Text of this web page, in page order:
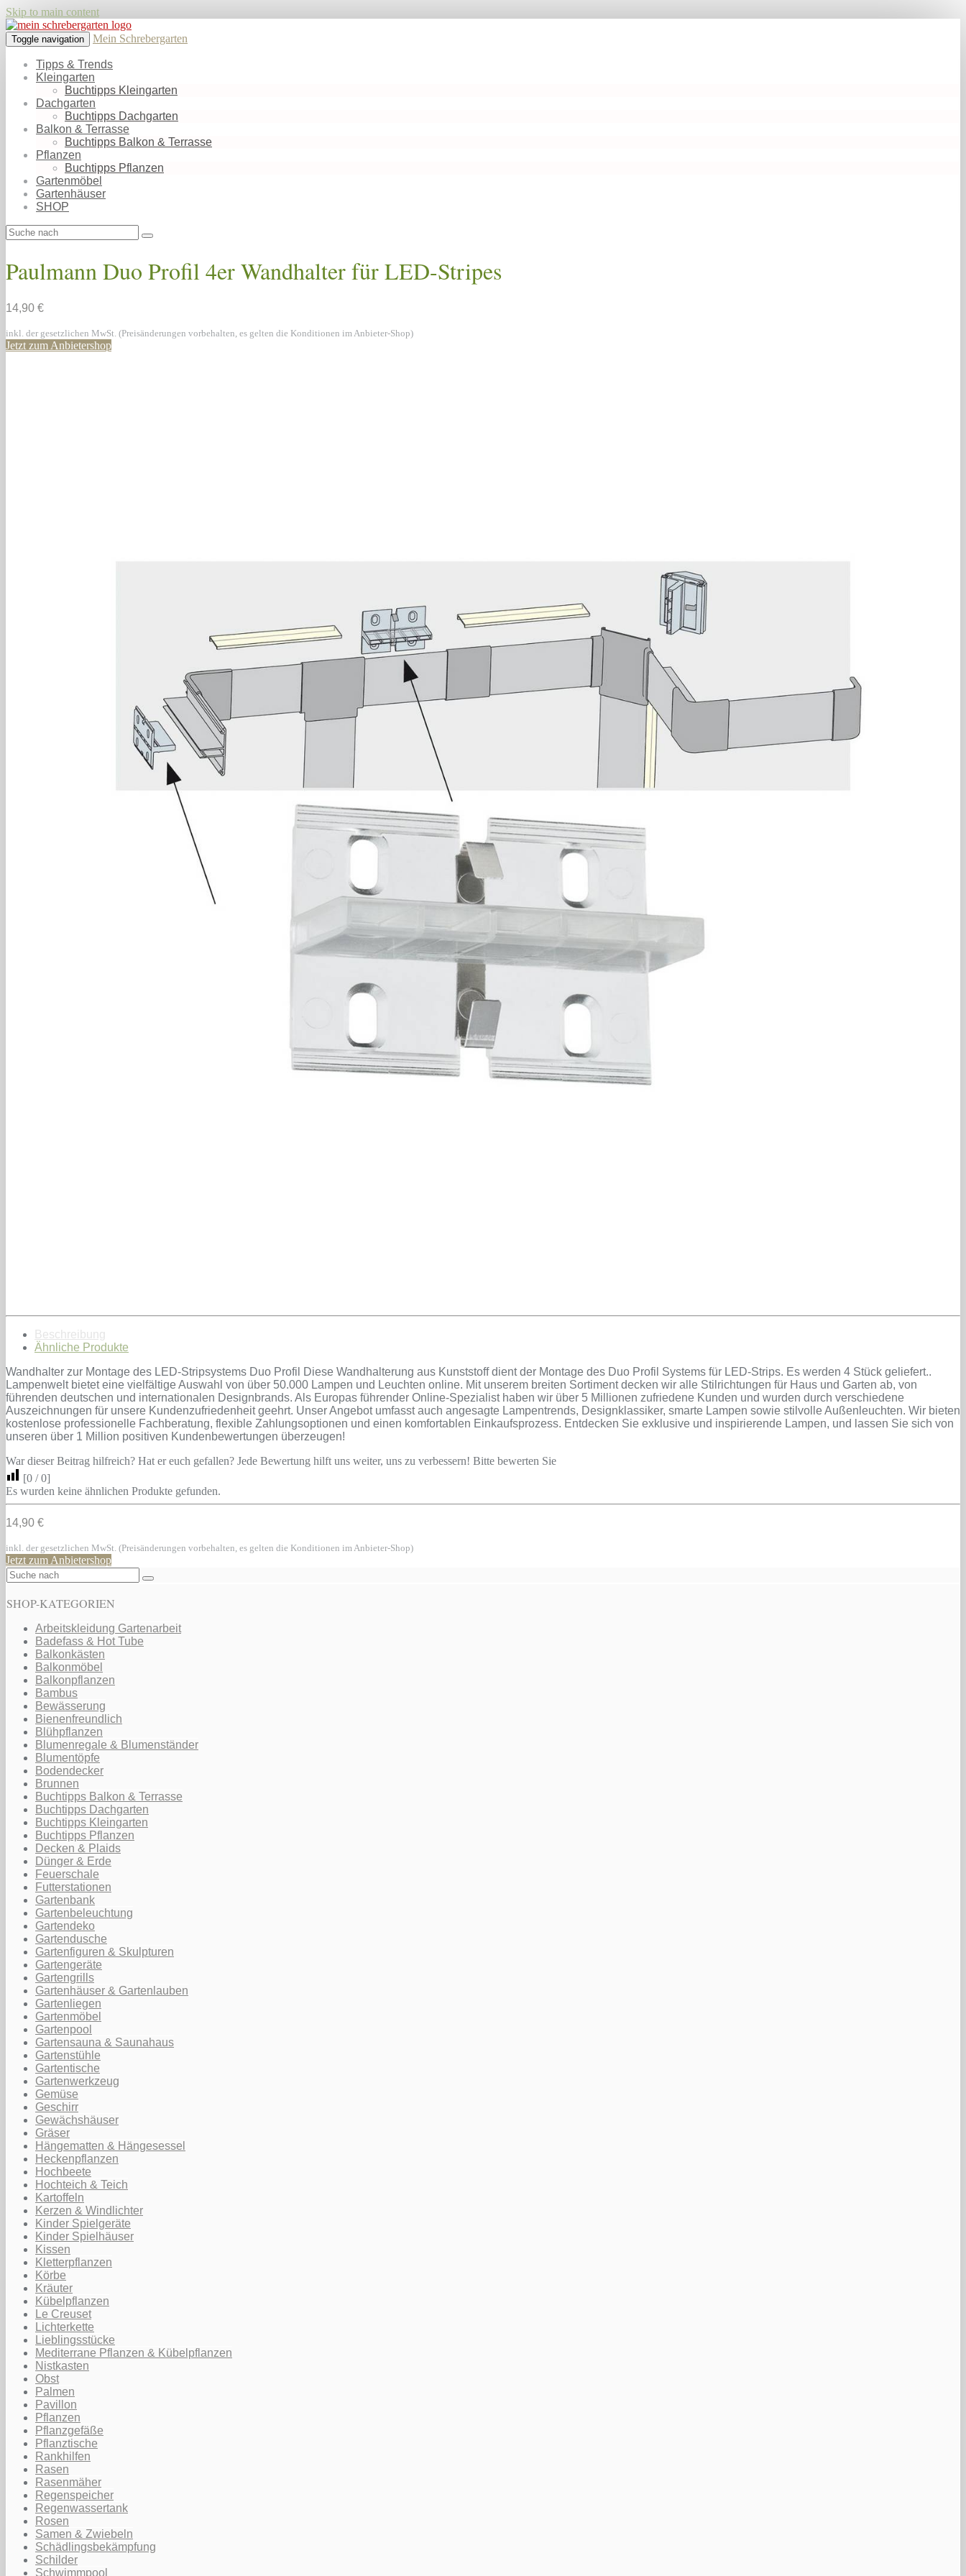
Skip to main content
Toggle navigation Mein Schrebergarten
Tipps & Trends
Kleingarten
Buchtipps Kleingarten
Dachgarten
Buchtipps Dachgarten
Balkon & Terrasse
Buchtipps Balkon & Terrasse
Pflanzen
Buchtipps Pflanzen
Gartenmöbel
Gartenhäuser
SHOP
Paulmann Duo Profil 4er Wandhalter für LED-Stripes
14,90 €
inkl. der gesetzlichen MwSt. (Preisänderungen vorbehalten, es gelten die Konditionen im Anbieter-Shop)
Jetzt zum Anbietershop
Beschreibung
Ähnliche Produkte
Wandhalter zur Montage des LED-Stripsystems Duo Profil Diese Wandhalterung aus Kunststoff dient der Montage des Duo Profil Systems für LED-Strips. Es werden 4 Stück geliefert..
Lampenwelt bietet eine vielfältige Auswahl von über 50.000 Lampen und Leuchten online. Mit unserem breiten Sortiment decken wir alle Stilrichtungen für Haus und Garten ab, von
führenden deutschen und internationalen Designbrands. Als Europas führender Online-Spezialist haben wir über 5 Millionen zufriedene Kunden und wurden durch verschiedene
Auszeichnungen für unsere Kundenzufriedenheit geehrt. Unser Angebot umfasst auch angesagte Lampentrends, Designklassiker, smarte Lampen sowie stilvolle Außenleuchten. Wir bieten
kostenlose professionelle Fachberatung, flexible Zahlungsoptionen und einen komfortablen Einkaufsprozess. Entdecken Sie exklusive und inspirierende Lampen, und lassen Sie sich von
unseren über 1 Million positiven Kundenbewertungen überzeugen!
War dieser Beitrag hilfreich? Hat er euch gefallen? Jede Bewertung hilft uns weiter, uns zu verbessern! Bitte bewerten Sie
[0 /0]
Es wurden keine ähnlichen Produkte gefunden.
14,90 €
inkl. der gesetzlichen MwSt. (Preisänderungen vorbehalten, es gelten die Konditionen im Anbieter-Shop)
Jetzt zum Anbietershop
SHOP-KATEGORIEN
Arbeitskleidung Gartenarbeit
Badefass & Hot Tube
Balkonkästen
Balkonmöbel
Balkonpflanzen
Bambus
Bewässerung
Bienenfreundlich
Blühpflanzen
Blumenregale & Blumenständer
Blumentöpfe
Bodendecker
Brunnen
Buchtipps Balkon & Terrasse
Buchtipps Dachgarten
Buchtipps Kleingarten
Buchtipps Pflanzen
Decken & Plaids
Dünger & Erde
Feuerschale
Futterstationen
Gartenbank
Gartenbeleuchtung
Gartendeko
Gartendusche
Gartenfiguren & Skulpturen
Gartengeräte
Gartengrills
Gartenhäuser & Gartenlauben
Gartenliegen
Gartenmöbel
Gartenpool
Gartensauna & Saunahaus
Gartenstühle
Gartentische
Gartenwerkzeug
Gemüse
Geschirr
Gewächshäuser
Gräser
Hängematten & Hängesessel
Heckenpflanzen
Hochbeete
Hochteich & Teich
Kartoffeln
Kerzen & Windlichter
Kinder Spielgeräte
Kinder Spielhäuser
Kissen
Kletterpflanzen
Körbe
Kräuter
Kübelpflanzen
Le Creuset
Lichterkette
Lieblingsstücke
Mediterrane Pflanzen & Kübelpflanzen
Nistkasten
Obst
Palmen
Pavillon
Pflanzen
Pflanzgefäße
Pflanztische
Rankhilfen
Rasen
Rasenmäher
Regenspeicher
Regenwassertank
Rosen
Samen & Zwiebeln
Schädlingsbekämpfung
Schilder
Schwimmpool